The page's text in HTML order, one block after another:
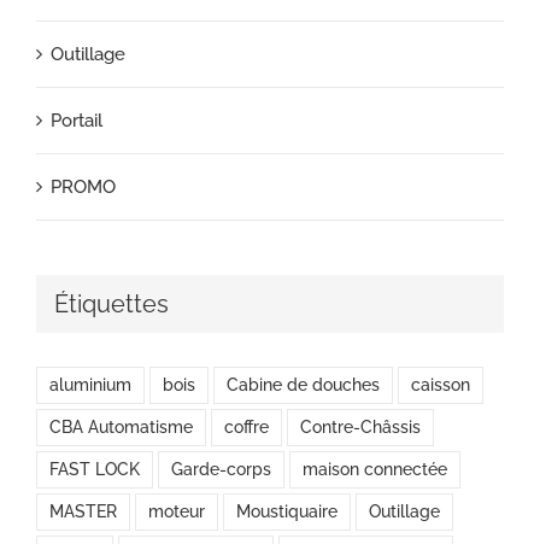
Outillage
Portail
PROMO
Étiquettes
aluminium bois Cabine de douches caisson
CBA Automatisme coffre Contre-Châssis
FAST LOCK Garde-corps maison connectée
MASTER moteur Moustiquaire Outillage